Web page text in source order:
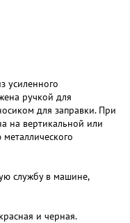
усиленного
ручкой для
для заправки. При
на вертикальной или
службу в машине,
и черная.